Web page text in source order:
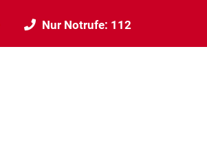
Nur Notrufe: 112